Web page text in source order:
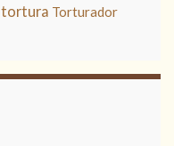
tortura Torturador